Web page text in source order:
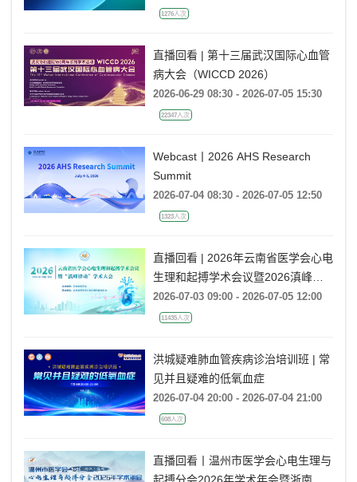
From Global Research to China
Ablation Era ——电生理国际前沿专
题会
2026-07-05 20:30 - 2026-07-05 21:50
直播回看 | 第十三届武汉国际心血管
病大会（WICCD 2026）
2026-06-29 08:30 - 2026-07-05 15:30
Webcast丨2026 AHS Research
Summit
2026-07-04 08:30 - 2026-07-05 12:50
直播回看 | 2026年云南省医学会心电
生理和起搏学术会议暨2026滇峰律
动学术大会
2026-07-03 09:00 - 2026-07-05 12:00
洪城疑难肺血管疾病诊治培训班 | 常
见并且疑难的低氧血症
2026-07-04 20:00 - 2026-07-04 21:00